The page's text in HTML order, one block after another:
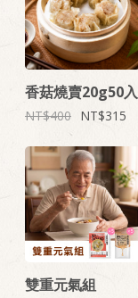
香菇燒賣20g50入
400 315
雙重元氣組